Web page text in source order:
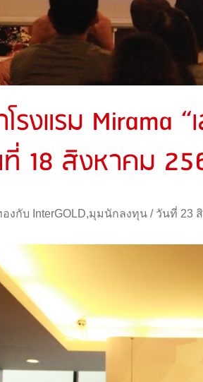
รงแรม Mirama
ที่ 18 สิงหาคม
งกับ InterGOLD,มุมนักลงทุน / วันที่ 23